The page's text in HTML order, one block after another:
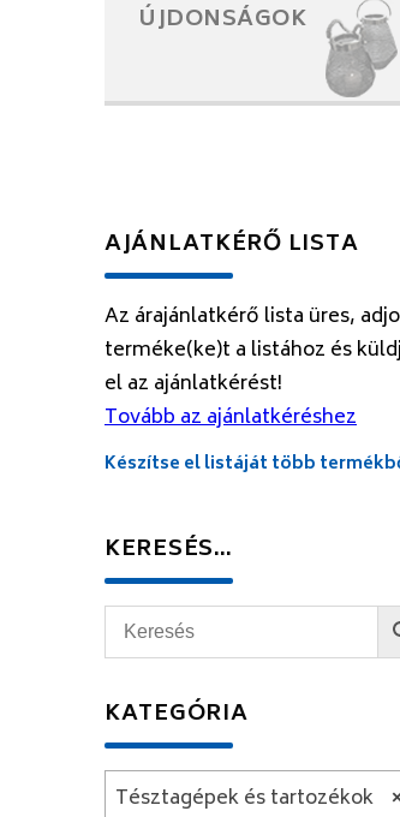
ÚJDONSÁGOK
AJÁNLATKÉRŐ LISTA
Az árajánlatkérő lista üres,
terméke(ke)t a listához és
el az ajánlatkérést!
Tovább az ajánlatkéréshez
Készítse el listáját több
KERESÉS…
KATEGÓRIA
Tésztagépek és tartozékok